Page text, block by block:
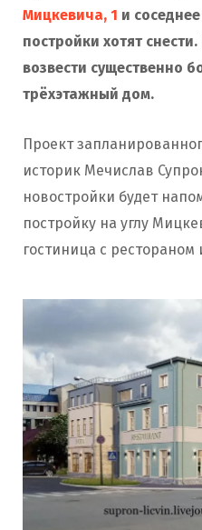
Мицкевича, 1 и
постройки хотят
возвести существенно
трёхэтажный дом.
Проект
историк Мечислав
новостройки будет
постройку на углу
гостиница с